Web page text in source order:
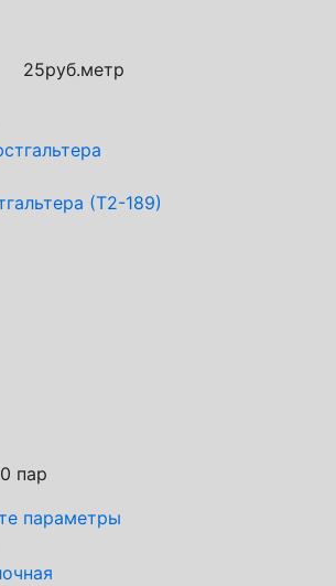
25руб.метр
(Т2-189)
пар
параметры